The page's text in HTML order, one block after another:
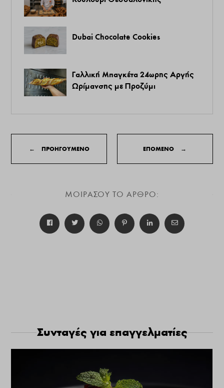
Dubai Chocolate Cookies
Γαλλική Μπαγκέτα 24ωρης Αργής
Ωρίμανσης με Προζύμι
← ΠΡΟΗΓΟΥΜΕΝΟ ΕΠΟΜΕΝΟ →
ΜΟΙΡΑΣΟΥ ΤΟ ΑΡΘΡΟ:
Συνταγές για επαγγελματίες